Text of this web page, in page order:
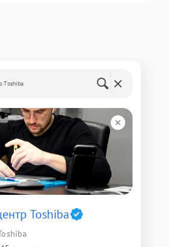
Toshiba
Toshiba